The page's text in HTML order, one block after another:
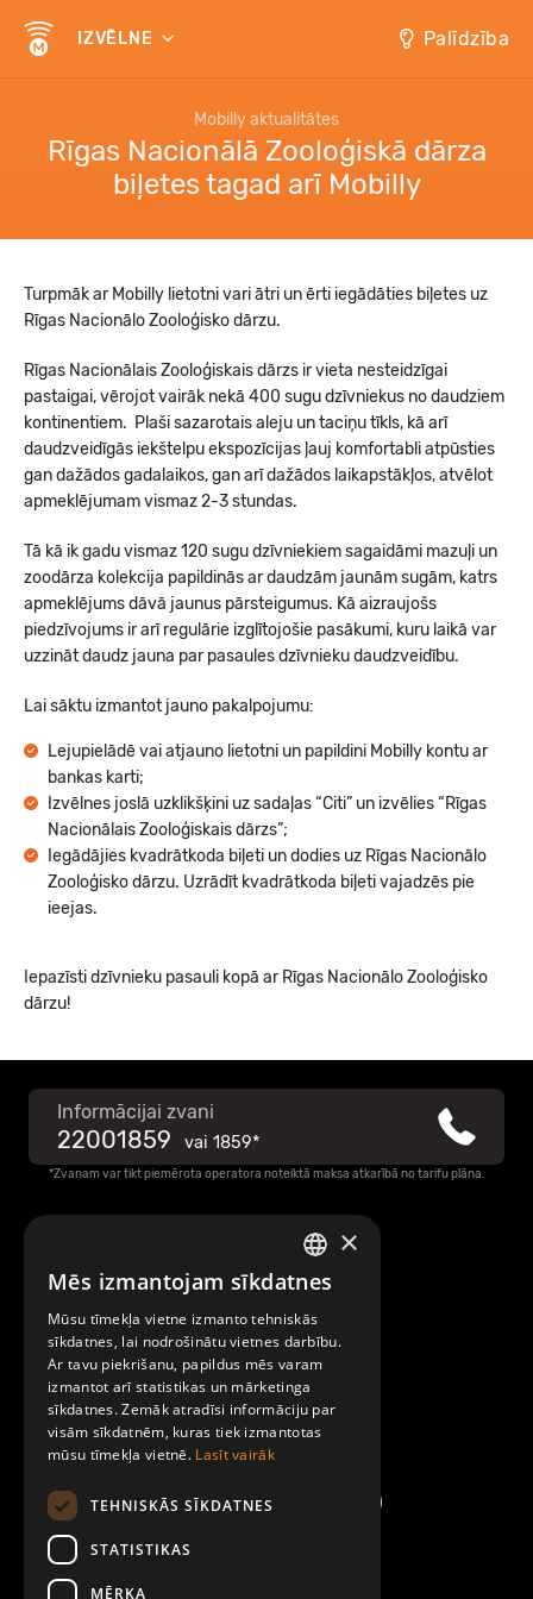
IZVĒLNE Palīdzība
Mobilly aktualitātes
Rīgas Nacionālā Zooloģiskā dārza
biļetes tagad arī Mobilly
Turpmāk ar Mobilly lietotni vari ātri un ērti iegādāties biļetes uz
Rīgas Nacionālo Zooloģisko dārzu.
Rīgas Nacionālais Zooloģiskais dārzs ir vieta nesteidzīgai
pastaigai, vērojot vairāk nekā 400 sugu dzīvniekus no daudziem
kontinentiem. Plaši sazarotais aleju un taciņu tīkls, kā arī
daudzveidīgās iekštelpu ekspozīcijas ļauj komfortabli atpūsties
gan dažādos gadalaikos, gan arī dažādos laikapstākļos, atvēlot
apmeklējumam vismaz 2-3 stundas.
Tā kā ik gadu vismaz 120 sugu dzīvniekiem sagaidāmi mazuļi un
zoodārza kolekcija papildinās ar daudzām jaunām sugām, katrs
apmeklējums dāvā jaunus pārsteigumus. Kā aizraujošs
piedzīvojums ir arī regulārie izglītojošie pasākumi, kuru laikā var
uzzināt daudz jauna par pasaules dzīvnieku daudzveidību.
Lai sāktu izmantot jauno pakalpojumu:
Lejupielādē vai atjauno lietotni un papildini Mobilly kontu ar
bankas karti;
Izvēlnes joslā uzklikšķini uz sadaļas “Citi” un izvēlies “Rīgas
Nacionālais Zooloģiskais dārzs”;
Iegādājies kvadrātkoda biļeti un dodies uz Rīgas Nacionālo
Zooloģisko dārzu. Uzrādīt kvadrātkoda biļeti vajadzēs pie
ieejas.
Iepazīsti dzīvnieku pasauli kopā ar Rīgas Nacionālo Zooloģisko
dārzu!
Informācijai zvani
22001859 vai 1859*
*Zvanam var tikt piemērota operatora noteiktā maksa atkarībā no tarifu plāna.
Par Mobilly
Noteikumi un līgumi
Kontakti
LATVIAN
ENGLISH
×
Mēs izmantojam sīkdatnes
Mūsu tīmekļa vietne izmanto tehniskās
sīkdatnes, lai nodrošinātu vietnes darbību.
Ar tavu piekrišanu, papildus mēs varam
izmantot arī statistikas un mārketinga
sīkdatnes. Zemāk atradīsi informāciju par
visām sīkdatnēm, kuras tiek izmantotas
mūsu tīmekļa vietnē. Lasīt vairāk
TEHNISKĀS SĪKDATNES
STATISTIKAS
MĒRĶA